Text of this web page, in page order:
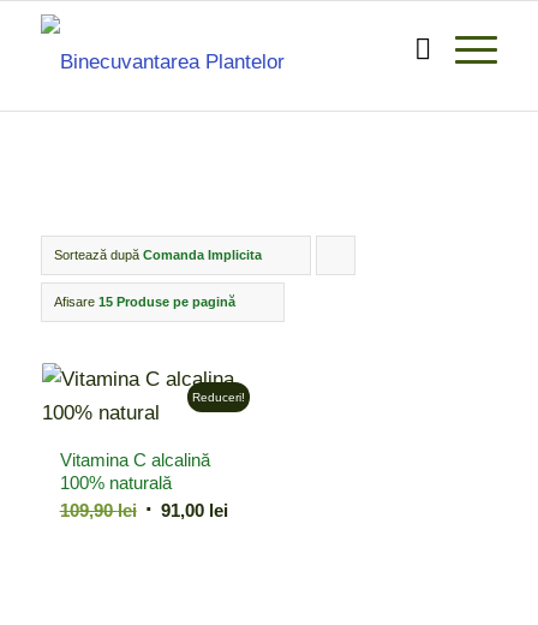
Sortează după Comanda Implicita
Afisare 15 Produse pe pagină
Vitamina C alcalină
100% naturală
109,90lei Prețul
91,00 leiPrețul
Reduceri!